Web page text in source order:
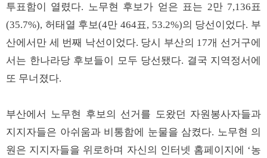
투표함이 열렸다. 노무현 후보가 얻은 표는 2만 7,136표
(35.7%), 허태열 후보(4만 464표, 53.2%)의 당선이었다. 부
산에서만 세 번째 낙선이었다. 당시 부산의 17개 선거구에
서는 한나라당 후보들이 모두 당선됐다. 결국 지역정서에
또 무너졌다.
부산에서 노무현 후보의 선거를 도왔던 자원봉사자들과
지지자들은 아쉬움과 비통함에 눈물을 삼켰다. 노무현 의
원은 지지자들을 위로하며 자신의 인터넷 홈페이지에 ‘농